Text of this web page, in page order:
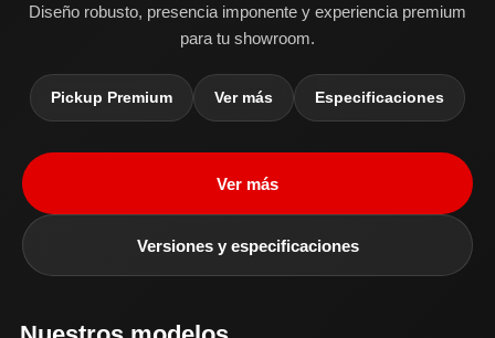
Diseño robusto, presencia imponente y experiencia premium
para tu showroom.
Pickup Premium Ver más Especificaciones
Ver más
Versiones y especificaciones